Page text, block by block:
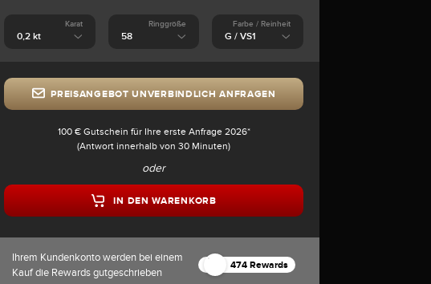
Karat Ringgröße Farbe / Reinheit
PREISANGEBOT UNVERBINDLICH ANFRAGEN
100 € Gutschein für Ihre erste Anfrage 2026*
(Antwort innerhalb von 30 Minuten)
oder
IN DEN WARENKORB
Ihrem Kundenkonto werden bei einem
Kauf die Rewards gutgeschrieben
474 Rewards